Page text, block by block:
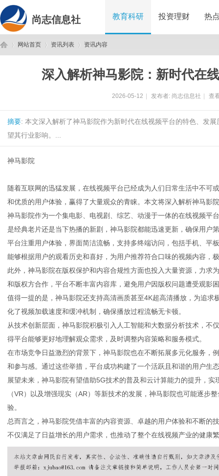
尚志信息社 教育科研 投资理财 热
网站首页 资讯列表 资讯内容
深入解析神马影院：新时代在
2026-05-12 发布者: 尚志信息社 查
摘要: 本文深入解析了神马影院作为新时代在线视频平台的特色、发
望其行业影响。...
神马影院
随着互联网的迅猛发展，在线视频平台已经成为人们日常生活中不可
和优质的用户体验，赢得了大量观众的青睐。本文将深入解析神马影
神马影院作为一个集电影、电视剧、综艺、动漫于一体的在线视频平
是经典老片还是当下热播的新剧，神马影院都能迅速更新，确保用户
平台注重用户体验，界面简洁流畅，支持多终端访问，包括手机、平
能够根据用户的观看历史和喜好，为用户推荐符合口味的视频内容，
此外，神马影院在版权保护和内容合规性方面也投入大量资源，力求
和版权方合作，平台不断丰富内容库，避免用户因版权问题遭受观影
值得一提的是，神马影院还支持高清画质甚至4K超高清播放，为追
化了视频加载速度和缓冲机制，确保播放过程流畅无卡顿。
从技术创新层面，神马影院积极引入人工智能和大数据分析技术，不
得平台能够更好地理解观众需求，及时调整内容策略和服务模式。
在市场竞争日益激烈的背景下，神马影院也在不断拓展多元化服务，
和参与感。通过这些举措，平台成功构建了一个活跃且和谐的用户生
展望未来，神马影院有望借助5G技术的普及和云计算能力的提升，
（VR）以及增强现实（AR）等新技术的发展，神马影院也可能逐步
验。
总而言之，神马影院凭借丰富的内容资源、卓越的用户体验和不断的
不仅满足了日益增长的用户需求，也推动了整个在线视频产业的健康